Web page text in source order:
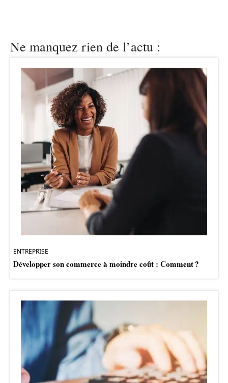
Ne manquez rien de l’actu :
ENTREPRISE
Développer son commerce à moindre coût : Comment ?